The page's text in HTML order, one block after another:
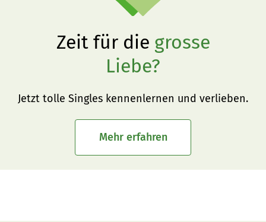
Zeit für die grosse
Liebe?
Jetzt tolle Singles kennenlernen und verlieben.
Mehr erfahren